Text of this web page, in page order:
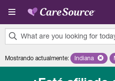
Pasar al contenido principal
What are you looking for
results
Mostrando actualmente: Remove
Indiana